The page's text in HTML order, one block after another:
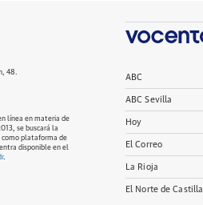
48.
línea en materia de
se buscará la
como plataforma de
disponible en el
.
ABC
ABC Sevilla
Hoy
El Correo
La Rioja
El Norte de Castilla